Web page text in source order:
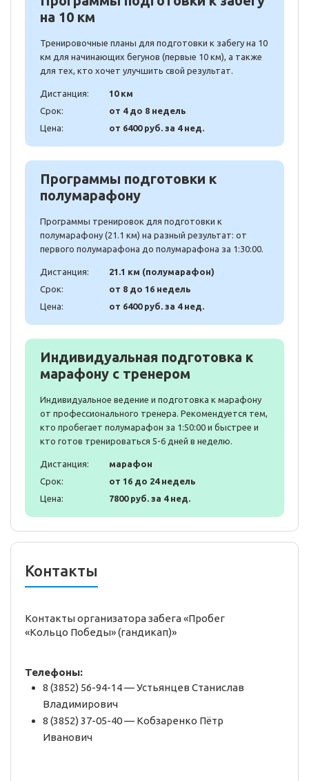
на 10 км
Тренировочные планы для подготовки к забегу на 10
км для начинающих бегунов (первые 10 км), а также
для тех, кто хочет улучшить свой результат.
Дистанция:
10 км
Срок:
от 4 до 8 недель
Цена:
от 6400 руб. за 4 нед.
Программы подготовки к
полумарафону
Программы тренировок для подготовки к
полумарафону (21.1 км) на разный результат: от
первого полумарафона до полумарафона за 1:30:00.
Дистанция:
21.1 км (полумарафон)
Срок:
от 8 до 16 недель
Цена:
от 6400 руб. за 4 нед.
Индивидуальная подготовка к
марафону с тренером
Индивидуальное ведение и подготовка к марафону
от профессионального тренера. Рекомендуется тем,
кто пробегает полумарафон за 1:50:00 и быстрее и
кто готов тренироваться 5-6 дней в неделю.
Дистанция:
марафон
Срок:
от 16 до 24 недель
Цена:
7800 руб. за 4 нед.
Контакты
Контакты организатора забега «Пробег
«Кольцо Победы» (гандикап)»
Телефоны:
8 (3852) 56-94-14 — Устьянцев Станислав
Владимирович
8 (3852) 37-05-40 — Кобзаренко Пётр
Иванович